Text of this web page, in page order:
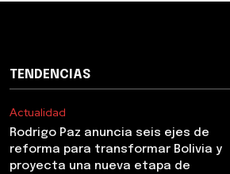
TENDENCIAS
Actualidad
Rodrigo Paz anuncia seis ejes de
reforma para transformar Bolivia y
proyecta una nueva etapa de